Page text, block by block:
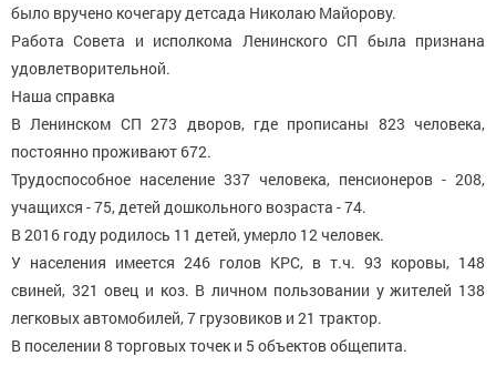
было вручено кочегару детсада Николаю Майорову.
Работа Совета и исполкома Ленинского СП была признана
удовлетворительной.
Наша справка
В Ленинском СП 273 дворов, где прописаны 823 человека,
постоянно проживают 672.
Трудоспособное население 337 человека, пенсионеров - 208,
учащихся - 75, детей дошкольного возраста - 74.
В 2016 году родилось 11 детей, умерло 12 человек.
У населения имеется 246 голов КРС, в т.ч. 93 коровы, 148
свиней, 321 овец и коз. В личном пользовании у жителей 138
легковых автомобилей, 7 грузовиков и 21 трактор.
В поселении 8 торговых точек и 5 объектов общепита.